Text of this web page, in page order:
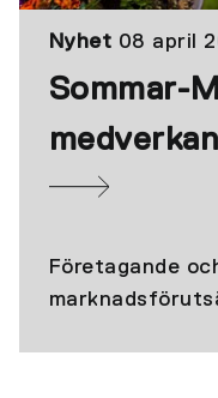
Nyhet 08 april
Sommar-
Företagande